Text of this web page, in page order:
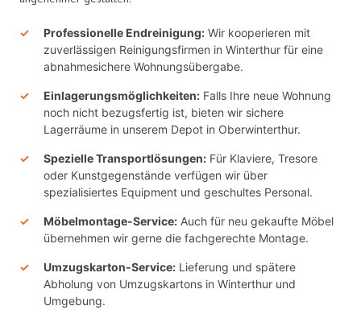
Professionelle Endreinigung: Wir kooperieren mit
zuverlässigen Reinigungsfirmen in Winterthur für eine
abnahmesichere Wohnungsübergabe.
Einlagerungsmöglichkeiten: Falls Ihre neue Wohnung
noch nicht bezugsfertig ist, bieten wir sichere
Lagerräume in unserem Depot in Oberwinterthur.
Spezielle Transportlösungen: Für Klaviere, Tresore
oder Kunstgegenstände verfügen wir über
spezialisiertes Equipment und geschultes Personal.
Möbelmontage-Service: Auch für neu gekaufte Möbel
übernehmen wir gerne die fachgerechte Montage.
Umzugskarton-Service: Lieferung und spätere
Abholung von Umzugskartons in Winterthur und
Umgebung.